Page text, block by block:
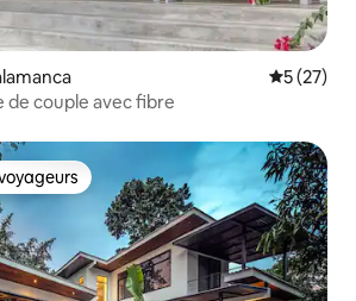
5 (27)
de couple avec fibre
les plus appréciés